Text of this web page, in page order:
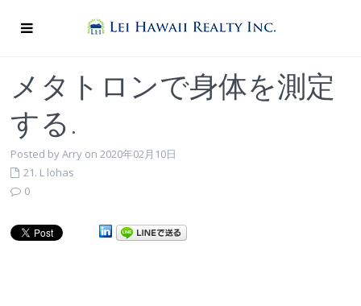
メタトロンで身体を測定
する.
Posted by Arry on 2020年02月10日
21. L lohas
0